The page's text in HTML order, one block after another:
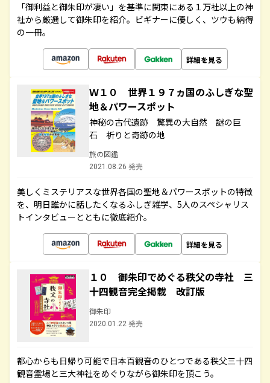
「御利益と御朱印が凄い」を基準に関東にある１万社以上の神
社から厳選して御朱印を紹介。ビギナーに優しく、ツウも納得
の一冊。
詳細を見る
Ｗ１０ 世界１９７ヵ国のふしぎな聖
地＆パワースポット
神秘の古代遺跡 驚異の大自然 謎の巨
石 祈りと奇跡の地
旅の図鑑
2021.08.26 発売
美しくミステリアスな世界各国の聖地＆パワースポットの特徴
を、明日誰かに話したくなるふしぎ雑学、5人のスペシャリス
トインタビューとともに徹底紹介。
詳細を見る
１０ 御朱印でめぐる秩父の寺社 三
十四観音完全掲載 改訂版
御朱印
2020.01.22 発売
都心からも日帰り可能で日本百観音のひとつである秩父三十四
観音霊場と三大神社をめぐりながら御朱印を頂こう。